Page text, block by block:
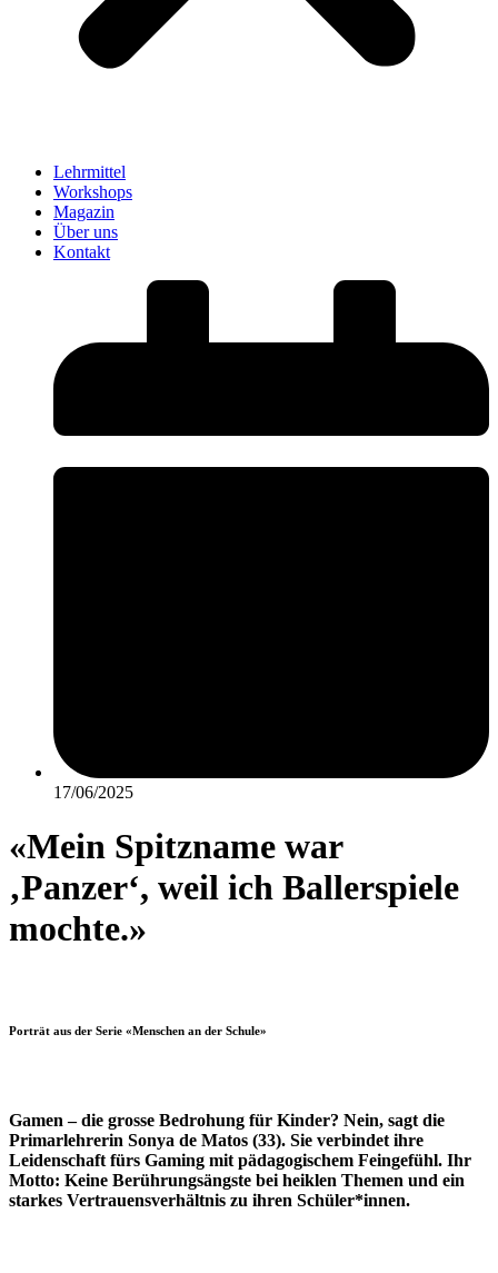
Lehrmittel
Workshops
Magazin
Über uns
Kontakt
17/06/2025
«Mein Spitzname war
‚Panzer‘, weil ich Ballerspiele
mochte.»
Porträt aus der Serie «Menschen an der Schule»
Gamen – die grosse Bedrohung für Kinder? Nein, sagt die
Primarlehrerin Sonya de Matos (33). Sie verbindet ihre
Leidenschaft fürs Gaming mit pädagogischem Feingefühl. Ihr
Motto: Keine Berührungsängste bei heiklen Themen und ein
starkes Vertrauensverhältnis zu ihren Schüler*innen.